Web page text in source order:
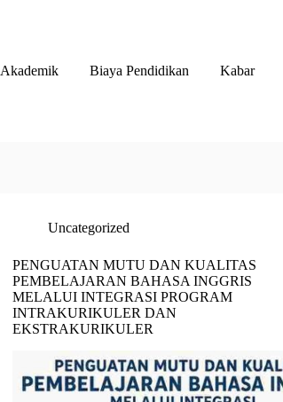
Akademik Biaya Pendidikan Kabar
Uncategorized
PENGUATAN MUTU DAN KUALITAS
PEMBELAJARAN BAHASA INGGRIS
MELALUI INTEGRASI PROGRAM
INTRAKURIKULER DAN
EKSTRAKURIKULER